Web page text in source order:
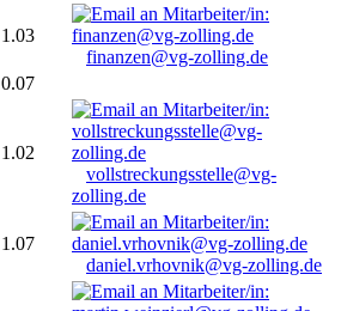
1.03
finanzen@vg-zolling.de
0.07
1.02
vollstreckungsstelle@vg-
zolling.de
1.07
daniel.vrhovnik@vg-zolling.de